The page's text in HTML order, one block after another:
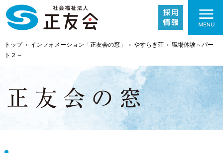
トップ› インフォメーション「正友会の窓」 › やすらぎ荘› 職場体験～パー
ト２～